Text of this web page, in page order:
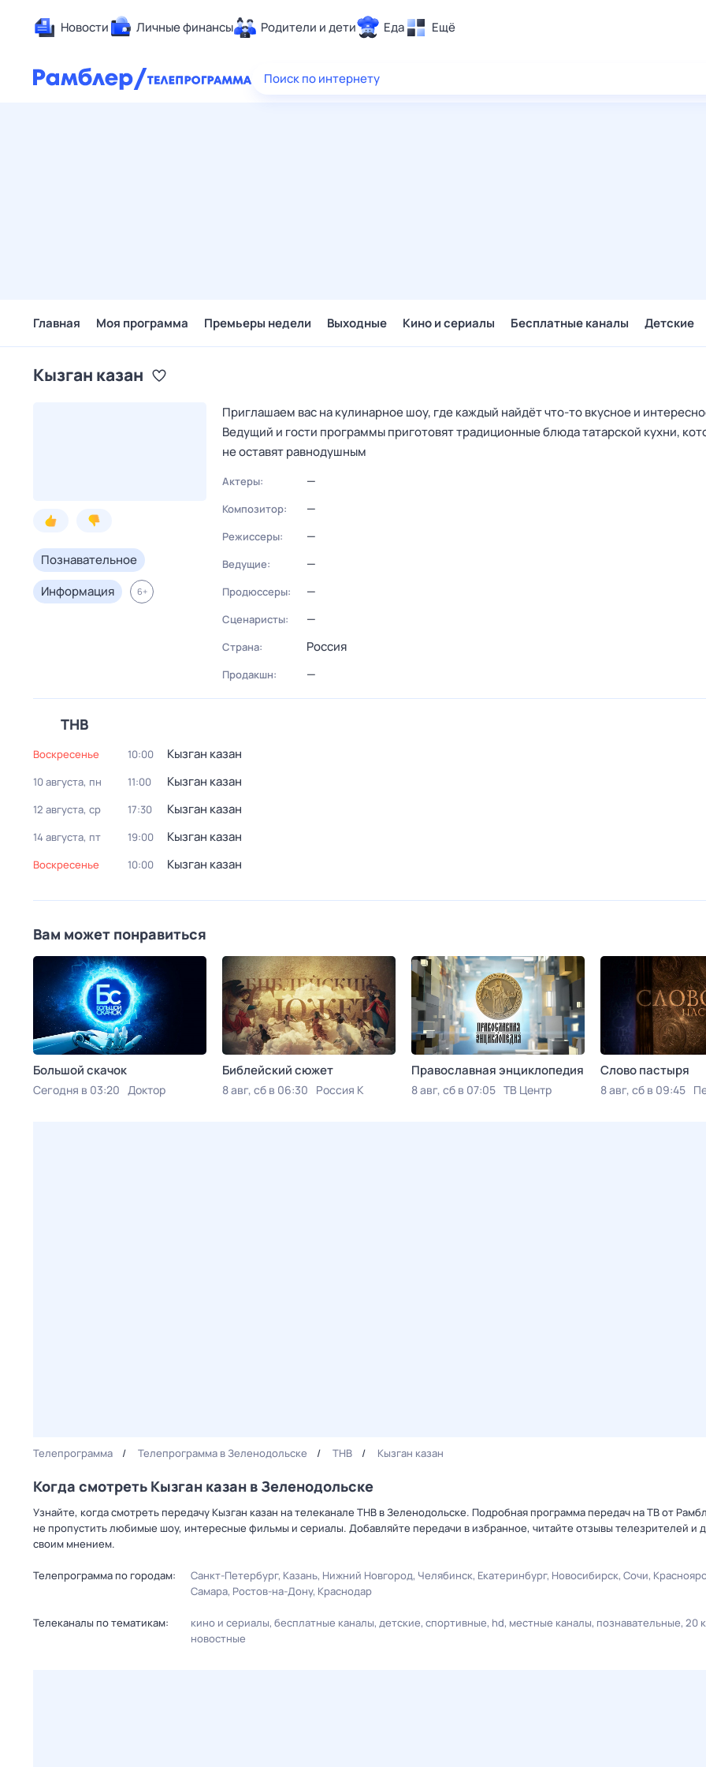
Новости Личные финансы Родители и дети Еда Ещё
Здоровье
Поиск по интернету
Главная Моя программа Премьеры недели Выходные Кино и сериалы Бесплатные каналы Детские
Кызган казан
Познавательное
Информация
6+
Приглашаем вас на кулинарное шоу, где каждый найдёт что-то вкусное и
Ведущий и гости программы приготовят традиционные блюда татарской кухни,
не оставят равнодушным
Актеры: —
Композитор: —
Режиссеры: —
Ведущие: —
Продюссеры: —
Сценаристы: —
Страна: Россия
Продакшн: —
ТНВ
воскресенье 10:00 Кызган казан
10 августа, пн 11:00 Кызган казан
12 августа, ср 17:30 Кызган казан
14 августа, пт 19:00 Кызган казан
воскресенье 10:00 Кызган казан
Вам может понравиться
Большой скачок
Сегодня в 03:20 Доктор
Библейский сюжет
8 авг, сб в 06:30 Россия К
Православная энциклопедия
8 авг, сб в 07:05 ТВ Центр
Слово пастыря
8 авг, сб в 09:45
Телепрограмма Телепрограмма в Зеленодольске ТНВ Кызган казан
Когда смотреть Кызган казан в Зеленодольске
Узнайте, когда смотреть передачу Кызган казан на телеканале ТНВ в Зеленодольске. Подробная программа передач на ТВ от
не пропустить любимые шоу, интересные фильмы и сериалы. Добавляйте передачи в избранное, читайте отзывы телезрителей и
своим мнением.
Телепрограмма по городам: Санкт-Петербург Казань Нижний Новгород Челябинск Екатеринбург Новосибирск Сочи
Самара Ростов-на-Дону Краснодар
Телеканалы по тематикам: кино и сериалы бесплатные каналы детские спортивные hd местные каналы познавательные 20
новостные